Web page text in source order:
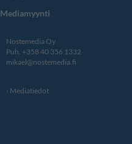
Mediamyynti
Nostemedia Oy
Puh. +358 40 356 1332
mikael@nostemedia.fi
Mediatiedot